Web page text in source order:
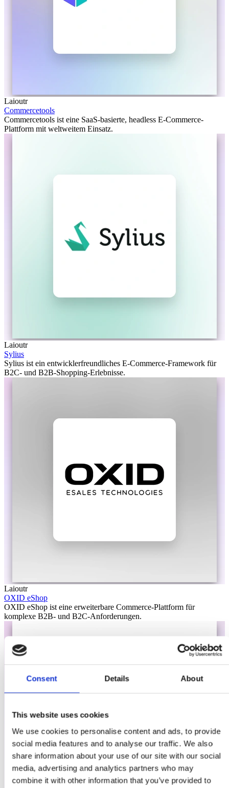
Consent Details About
This website uses cookies
We use cookies to personalise content and ads, to provide
social media features and to analyse our traffic. We also
share information about your use of our site with our social
media, advertising and analytics partners who may
combine it with other information that you’ve provided to
Laioutr
Commercetools
Commercetools ist eine SaaS-basierte, headless E-Commerce-
Plattform mit weltweitem Einsatz.
Laioutr
Sylius
Sylius ist ein entwicklerfreundliches E-Commerce-Framework für
B2C- und B2B-Shopping-Erlebnisse.
Laioutr
OXID eShop
OXID eShop ist eine erweiterbare Commerce-Plattform für
komplexe B2B- und B2C-Anforderungen.